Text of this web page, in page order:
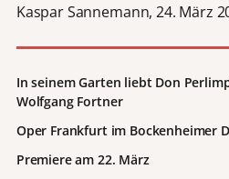
Kaspar Sannemann, 24. März
In seinem Garten liebt Don
Wolfgang Fortner
Oper Frankfurt im Bockenheimer
Premiere am 22. März